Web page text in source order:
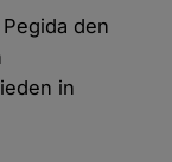
den
in